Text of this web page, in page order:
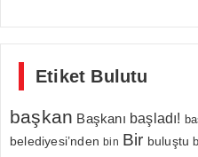
Etiket Bulutu
başkan Başkanı başladı!
belediyesi’nden bin Bir buluştu